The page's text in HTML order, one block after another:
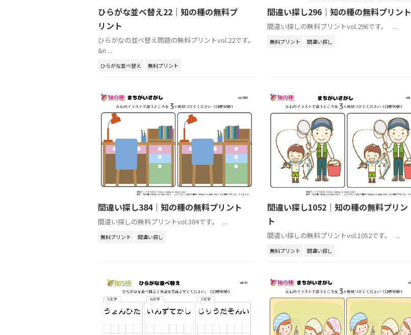
ひらがな並べ替え22｜知の種の無料プ
リント
ひらがなの並べ替え問題の無料プリントvol.22です。
&n ...
ひらがな並べ替え 無料プリント
間違い探し296｜知の種の無料プリント
間違い探しの無料プリントvol.296です。 ...
無料プリント 間違い探し
間違い探し384｜知の種の無料プリント
間違い探しの無料プリントvol.384です。 ...
無料プリント 間違い探し
間違い探し1052｜知の種の無料プリン
ト
間違い探しの無料プリントvol.1052です。 ...
無料プリント 間違い探し